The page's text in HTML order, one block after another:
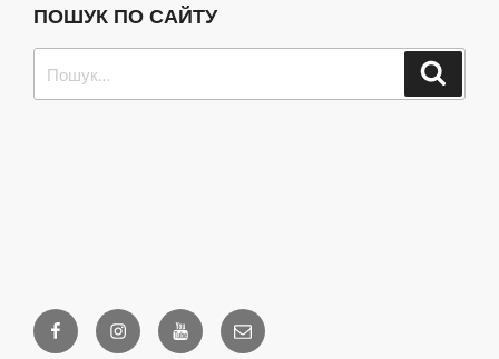
ПОШУК ПО САЙТУ
за
FacebookInstagramYoutubeEmail